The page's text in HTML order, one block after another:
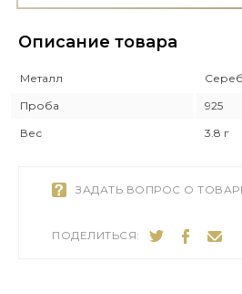
Описание товара
Металл
Проба
925
Вес
3.8 г
ЗАДАТЬ ВОПРОС О
ПОДЕЛИТЬСЯ: